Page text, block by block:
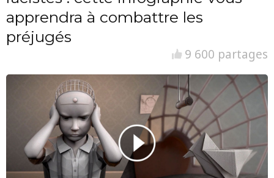
apprendra à combattre les
préjugés
9 600 partages